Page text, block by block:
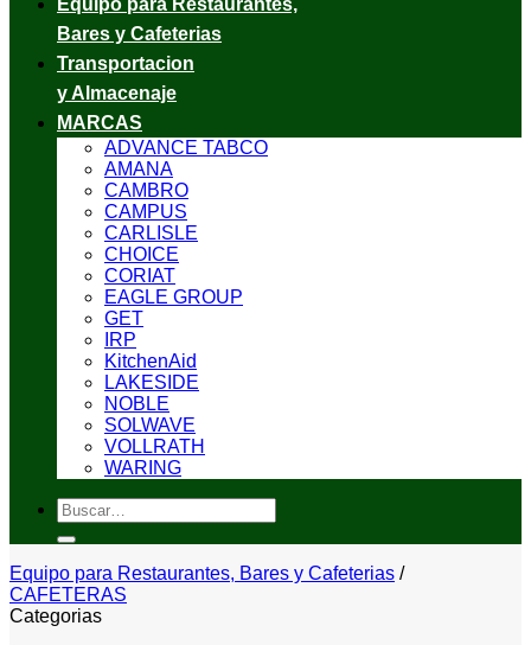
Equipo para Restaurantes,
Bares y Cafeterias
Transportacion
y Almacenaje
MARCAS
ADVANCE TABCO
AMANA
CAMBRO
CAMPUS
CARLISLE
CHOICE
CORIAT
EAGLE GROUP
GET
IRP
KitchenAid
LAKESIDE
NOBLE
SOLWAVE
VOLLRATH
WARING
Buscar
por:
Equipo para Restaurantes, Bares y Cafeterias /
CAFETERAS
Categorias